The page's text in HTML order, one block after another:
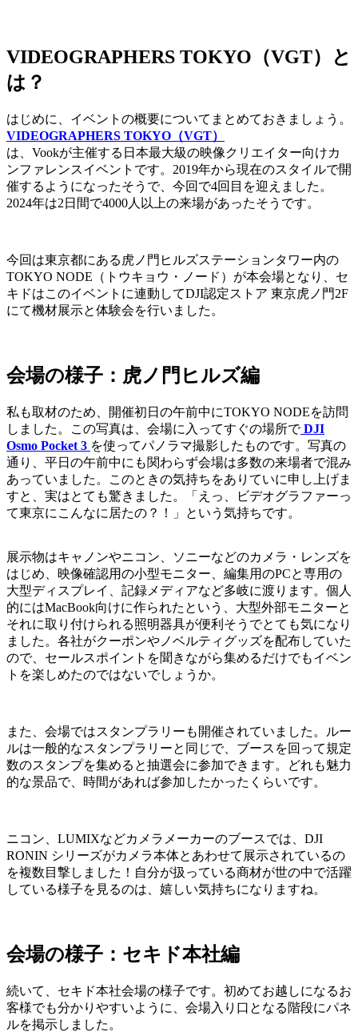
VIDEOGRAPHERS TOKYO（VGT）と
は？
はじめに、イベントの概要についてまとめておきましょう。
VIDEOGRAPHERS TOKYO（VGT）
は、Vookが主催する日本最大級の映像クリエイター向けカ
ンファレンスイベントです。2019年から現在のスタイルで開
催するようになったそうで、今回で4回目を迎えました。
2024年は2日間で4000人以上の来場があったそうです。
今回は東京都にある虎ノ門ヒルズステーションタワー内の
TOKYO NODE（トウキョウ・ノード）が本会場となり、セ
キドはこのイベントに連動してDJI認定ストア 東京虎ノ門2F
にて機材展示と体験会を行いました。
会場の様子：虎ノ門ヒルズ編
私も取材のため、開催初日の午前中にTOKYO NODEを訪問
しました。この写真は、会場に入ってすぐの場所でDJI
Osmo Pocket 3 を使ってパノラマ撮影したものです。写真の
通り、平日の午前中にも関わらず会場は多数の来場者で混み
あっていました。このときの気持ちをありていに申し上げま
すと、実はとても驚きました。「えっ、ビデオグラファーっ
て東京にこんなに居たの？！」という気持ちです。
展示物はキャノンやニコン、ソニーなどのカメラ・レンズを
はじめ、映像確認用の小型モニター、編集用のPCと専用の
大型ディスプレイ、記録メディアなど多岐に渡ります。個人
的にはMacBook向けに作られたという、大型外部モニターと
それに取り付けられる照明器具が便利そうでとても気になり
ました。各社がクーポンやノベルティグッズを配布していた
ので、セールスポイントを聞きながら集めるだけでもイベン
トを楽しめたのではないでしょうか。
また、会場ではスタンプラリーも開催されていました。ルー
ルは一般的なスタンプラリーと同じで、ブースを回って規定
数のスタンプを集めると抽選会に参加できます。どれも魅力
的な景品で、時間があれば参加したかったくらいです。
ニコン、LUMIXなどカメラメーカーのブースでは、DJI
RONIN シリーズがカメラ本体とあわせて展示されているの
を複数目撃しました！自分が扱っている商材が世の中で活躍
している様子を見るのは、嬉しい気持ちになりますね。
会場の様子：セキド本社編
続いて、セキド本社会場の様子です。初めてお越しになるお
客様でも分かりやすいように、会場入り口となる階段にパネ
ルを掲示しました。